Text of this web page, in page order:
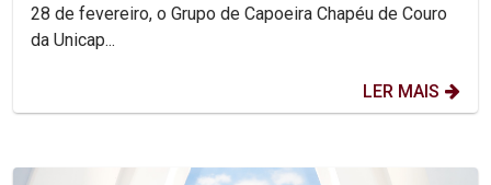
28 de fevereiro, o Grupo de Capoeira Chapéu de Couro
da Unicap...
LER MAIS